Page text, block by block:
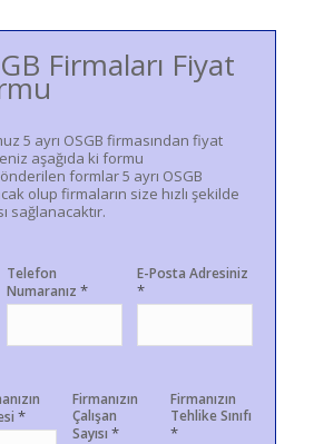
Firmaları Fiyat
5 ayrı OSGB firmasından fiyat
aşağıda ki formu
formlar 5 ayrı OSGB
olup firmaların size hızlı şekilde
sağlanacaktır.
Telefon
Numaranız*
E-Posta Adresiniz
*
*
Firmanızın
Çalışan
Sayısı *
Firmanızın
Tehlike Sınıfı
*